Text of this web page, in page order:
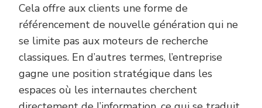
Cela offre aux clients une forme de
référencement de nouvelle génération qui ne
se limite pas aux moteurs de recherche
classiques. En d’autres termes, l’entreprise
gagne une position stratégique dans les
espaces où les internautes cherchent